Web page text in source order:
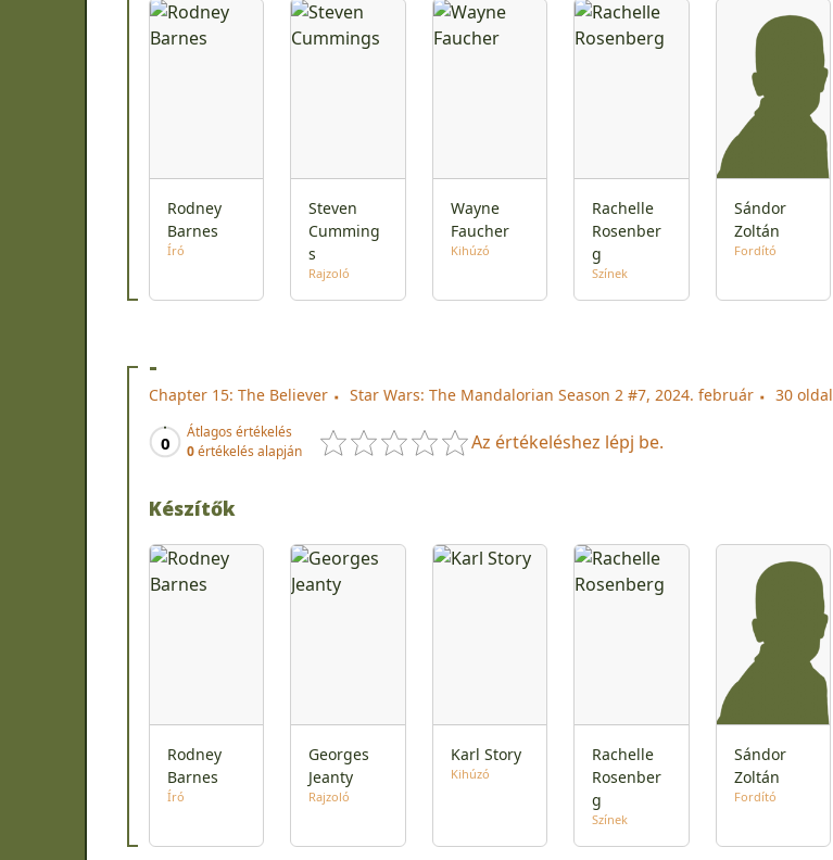
Rodney
Barnes
Író
Steven
Cumming
s
Rajzoló
Wayne
Faucher
Kihúzó
Rachelle
Rosenber
g
Színek
Sándor
Zoltán
Fordító
-
Chapter 15: The Believer Star Wars: The Mandalorian Season 2 #7, 2024. február 30 oldal
0
Átlagos értékelés
0értékelés alapján Az értékeléshez lépj be.
Készítők
Rodney
Barnes
Író
Georges
Jeanty
Rajzoló
Karl Story
Kihúzó
Rachelle
Rosenber
g
Színek
Sándor
Zoltán
Fordító